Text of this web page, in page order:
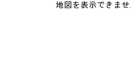
地図を表示できませ